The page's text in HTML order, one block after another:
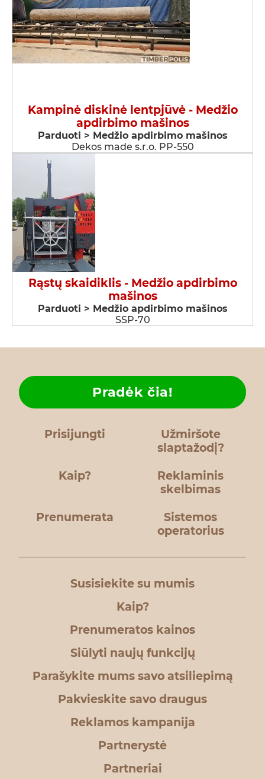
Kampinė diskinė lentpjūvė - Medžio
apdirbimo mašinos
Parduoti > Medžio apdirbimo mašinos
Dekos made s.r.o. PP-550
Rąstų skaidiklis - Medžio apdirbimo
mašinos
Parduoti > Medžio apdirbimo mašinos
SSP-70
Prisijungti
Užmiršote
slaptažodį?
Kaip?
Pradėk čia!
Reklaminis
skelbimas
Prenumerata
Sistemos
operatorius
Susisiekite su mumis
Kaip?
Prenumeratos kainos
Siūlyti naujų funkcijų
Parašykite mums savo atsiliepimą
Pakvieskite savo draugus
Reklamos kampanija
Partnerystė
Partneriai